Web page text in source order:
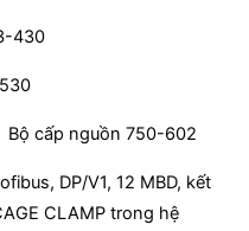
430
Bộ cấp nguồn 750-602
DP/V1, 12 MBD, kết
CLAMP trong hệ